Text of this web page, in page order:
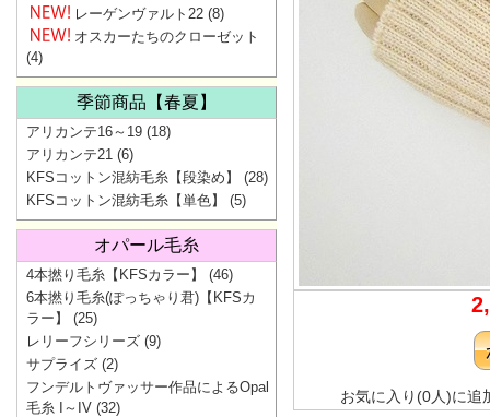
お気に入り(0人)に追
レーゲンヴァルト22 (8)
オスカーたちのクローゼット
(4)
季節商品【春夏】
アリカンテ16～19 (18)
アリカンテ21 (6)
KFSコットン混紡毛糸【段染め】
(28)
KFSコットン混紡毛糸【単色】
(5)
オパール毛糸
4本撚り毛糸【KFSカラー】
(46)
6本撚り毛糸(ぽっちゃり君)【KFSカ
ラー】
(25)
レリーフシリーズ (9)
サプライズ (2)
フンデルトヴァッサー作品によるOpal
毛糸 I～IV (32)